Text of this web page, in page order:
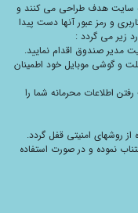
سایت هدف طراحی می کنند و
و رمز عبور آنها دست پیدا
زیر می گردد :
مدیر صندوق اقدام نمایید.
و گوشی موبایل خود اطمینان
اطلاعات محرمانه شما را
از روشهای امنیتی قفل گردد.
نموده و در صورت استفاده